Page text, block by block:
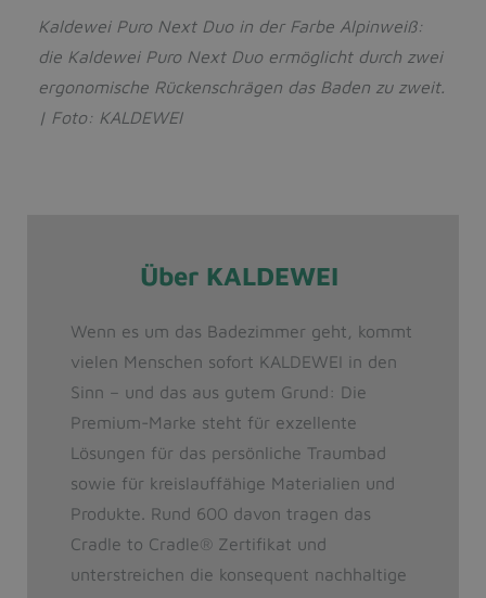
Kaldewei Puro Next Duo in der Farbe Alpinweiß:
die Kaldewei Puro Next Duo ermöglicht durch zwei
ergonomische Rückenschrägen das Baden zu zweit.
| Foto: KALDEWEI
Über KALDEWEI
Wenn es um das Badezimmer geht, kommt
vielen Menschen sofort KALDEWEI in den
Sinn – und das aus gutem Grund: Die
Premium-Marke steht für exzellente
Lösungen für das persönliche Traumbad
sowie für kreislauffähige Materialien und
Produkte. Rund 600 davon tragen das
Cradle to Cradle® Zertifikat und
unterstreichen die konsequent nachhaltige